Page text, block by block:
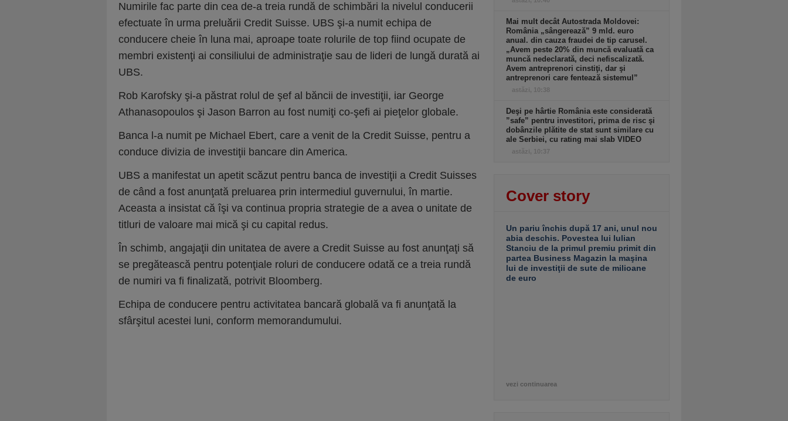
Numirile fac parte din cea de-a treia rundă de schimbări la nivelul conducerii
efectuate în urma preluării Credit Suisse. UBS şi-a numit echipa de
conducere cheie în luna mai, aproape toate rolurile de top fiind ocupate de
membri existenţi ai consiliului de administraţie sau de lideri de lungă durată ai
UBS.
Rob Karofsky şi-a păstrat rolul de şef al băncii de investiţii, iar George
Athanasopoulos şi Jason Barron au fost numiţi co-şefi ai pieţelor globale.
Banca l-a numit pe Michael Ebert, care a venit de la Credit Suisse, pentru a
conduce divizia de investiţii bancare din America.
UBS a manifestat un apetit scăzut pentru banca de investiţii a Credit Suisses
de când a fost anunţată preluarea prin intermediul guvernului, în martie.
Aceasta a insistat că îşi va continua propria strategie de a avea o unitate de
titluri de valoare mai mică şi cu capital redus.
În schimb, angajaţii din unitatea de avere a Credit Suisse au fost anunţaţi să
se pregătească pentru potenţiale roluri de conducere odată ce a treia rundă
de numiri va fi finalizată, potrivit Bloomberg.
Echipa de conducere pentru activitatea bancară globală va fi anunţată la
sfârşitul acestei luni, conform memorandumului.
Mai mult decât Autostrada Moldovei:
România „sângerează” 9 mld. euro
anual. din cauza fraudei de tip carusel.
„Avem peste 20% din muncă evaluată ca
muncă nedeclarată, deci nefiscalizată.
Avem antreprenori cinstiţi, dar şi
antreprenori care fentează sistemul”
astăzi, 10:38
Deşi pe hârtie România este considerată
”safe” pentru investitori, prima de risc şi
dobânzile plătite de stat sunt similare cu
ale Serbiei, cu rating mai slab VIDEO
astăzi, 10:37
Cover story
Un pariu închis după 17 ani, unul nou
abia deschis. Povestea lui Iulian
Stanciu de la primul premiu primit din
partea Business Magazin la maşina
lui de investiţii de sute de milioane
de euro
vezi continuarea